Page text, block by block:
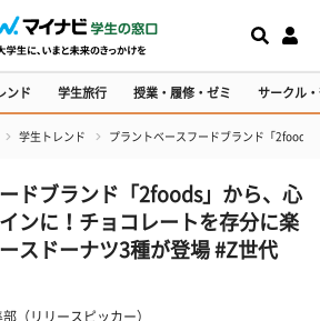
ンド 学生旅行 授業・履修・ゼミ サークル
学生トレンド プラントベースフードブランド「2foods
ドブランド「2foods」から、心
ンに！チョコレートを存分に楽
スドーナツ3種が登場 #Z世代
（リリースピッカー）